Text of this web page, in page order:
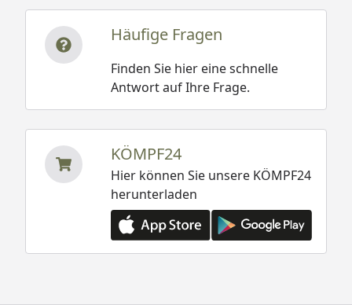
Häufige Fragen
Finden Sie hier eine schnelle
Antwort auf Ihre Frage.
KÖMPF24
Hier können Sie unsere KÖMPF24
herunterladen